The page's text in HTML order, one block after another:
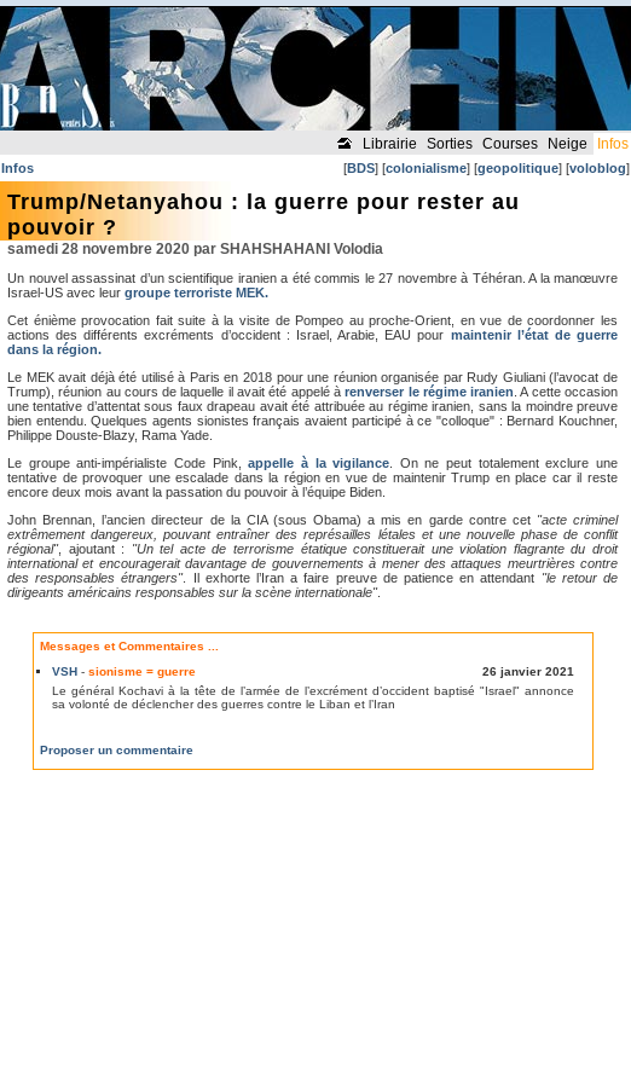
Librairie Sorties Courses Neige Infos
[BDS] [colonialisme] [geopolitique] [voloblog]
Infos
Trump/Netanyahou : la guerre pour rester au
pouvoir ?
samedi 28 novembre 2020 par SHAHSHAHANI Volodia
Un nouvel assassinat d’un scientifique iranien a été commis le 27 novembre à Téhéran. A la manœuvre
Israel-US avec leur groupe terroriste MEK.
Cet énième provocation fait suite à la visite de Pompeo au proche-Orient, en vue de coordonner les
actions des différents excréments d’occident : Israel, Arabie, EAU pour maintenir l’état de guerre
dans la région.
Le MEK avait déjà été utilisé à Paris en 2018 pour une réunion organisée par Rudy Giuliani (l’avocat de
Trump), réunion au cours de laquelle il avait été appelé àrenverser le régime iranien . A cette occasion
une tentative d’attentat sous faux drapeau avait été attribuée au régime iranien, sans la moindre preuve
bien entendu. Quelques agents sionistes français avaient participé à ce "colloque" : Bernard Kouchner,
Philippe Douste-Blazy, Rama Yade.
Le groupe anti-impérialiste Code Pink,appelle à la vigilance . On ne peut totalement exclure une
tentative de provoquer une escalade dans la région en vue de maintenir Trump en place car il reste
encore deux mois avant la passation du pouvoir à l’équipe Biden.
John Brennan, l’ancien directeur de la CIA (sous Obama) a mis en garde contre cet "acte criminel
extrêmement dangereux, pouvant entraîner des représailles létales et une nouvelle phase de conflit
régional", ajoutant :
"Un tel acte de terrorisme étatique constituerait une violation flagrante du droit
international et encouragerait davantage de gouvernements à mener des attaques meurtrières contre
des responsables étrangers". Il exhorte l’Iran a faire preuve de patience en attendant "le retour de
dirigeants américains responsables sur la scène internationale".
Messages et Commentaires ...
26 janvier 2021
VSH-sionisme = guerre
Le général Kochavi à la tête de l’armée de l’excrément d’occident baptisé "Israel" annonce
sa volonté de déclencher desguerres contre le Liban et l’Iran
Proposer un commentaire